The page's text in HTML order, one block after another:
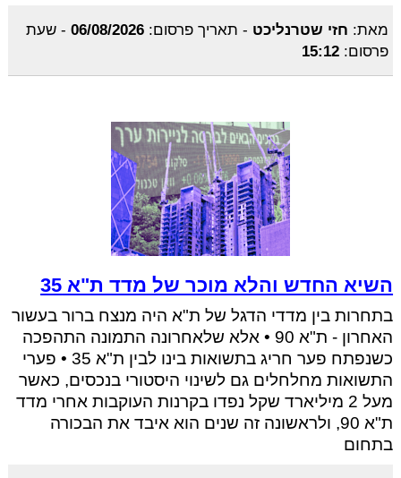
מאת: חזי שטרנליכט - תאריך פרסום: 06/08/2026
- שעת
פרסום: 15:12
השיא החדש והלא מוכר של מדד ת"א 35
בתחרות בין מדדי הדגל של ת"א היה מנצח ברור בעשור
האחרון - ת"א 90 • אלא שלאחרונה התמונה התהפכה
כשנפתח פער חריג בתשואות בינו לבין ת"א 35 • פערי
התשואות מחלחלים גם לשינוי היסטורי בנכסים, כאשר
מעל 2 מיליארד שקל נפדו בקרנות העוקבות אחרי מדד
ת"א 90, ולראשונה זה שנים הוא איבד את הבכורה
בתחום